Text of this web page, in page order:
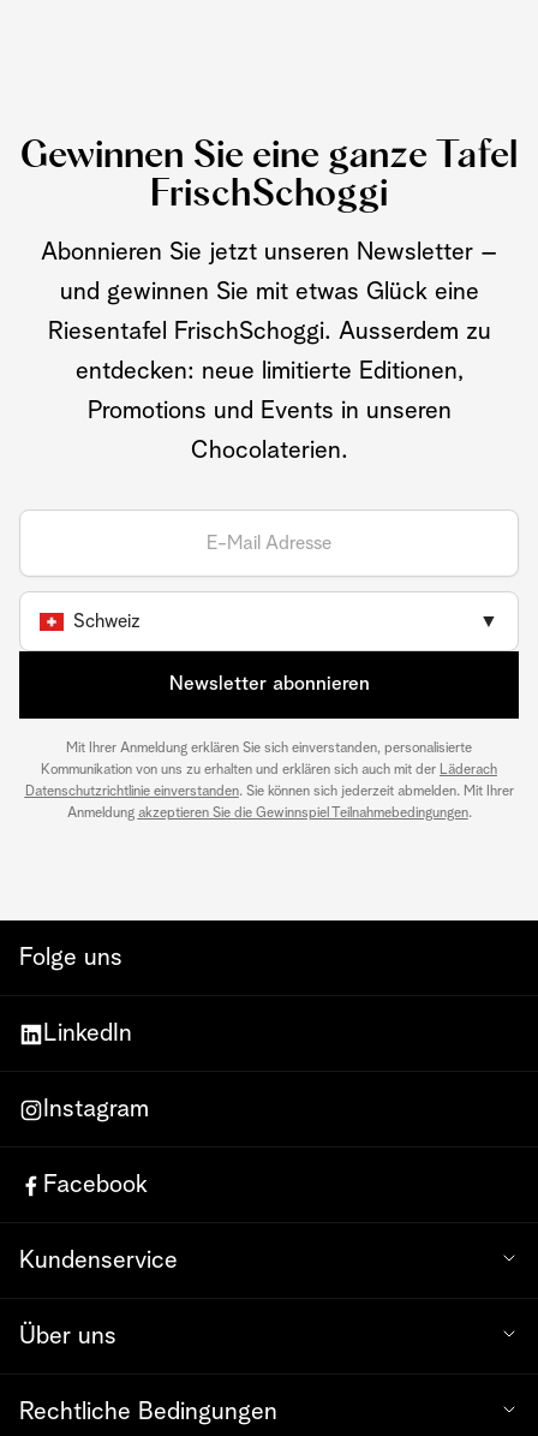
Gewinnen Sie eine ganze Tafel
FrischSchoggi
Abonnieren Sie jetzt unseren Newsletter –
und gewinnen Sie mit etwas Glück eine
Riesentafel FrischSchoggi. Ausserdem zu
entdecken: neue limitierte Editionen,
Promotions und Events in unseren
Chocolaterien.
Schweiz ▼
Newsletter abonnieren
Mit Ihrer Anmeldung erklären Sie sich einverstanden, personalisierte
Kommunikation von uns zu erhalten und erklären sich auch mit der Läderach
Datenschutzrichtlinie einverstanden. Sie können sich jederzeit abmelden. Mit Ihrer
Anmeldung akzeptieren Sie die Gewinnspiel Teilnahmebedingungen.
Folge uns
LinkedIn
Instagram
Facebook
Kundenservice
Über uns
Rechtliche Bedingungen